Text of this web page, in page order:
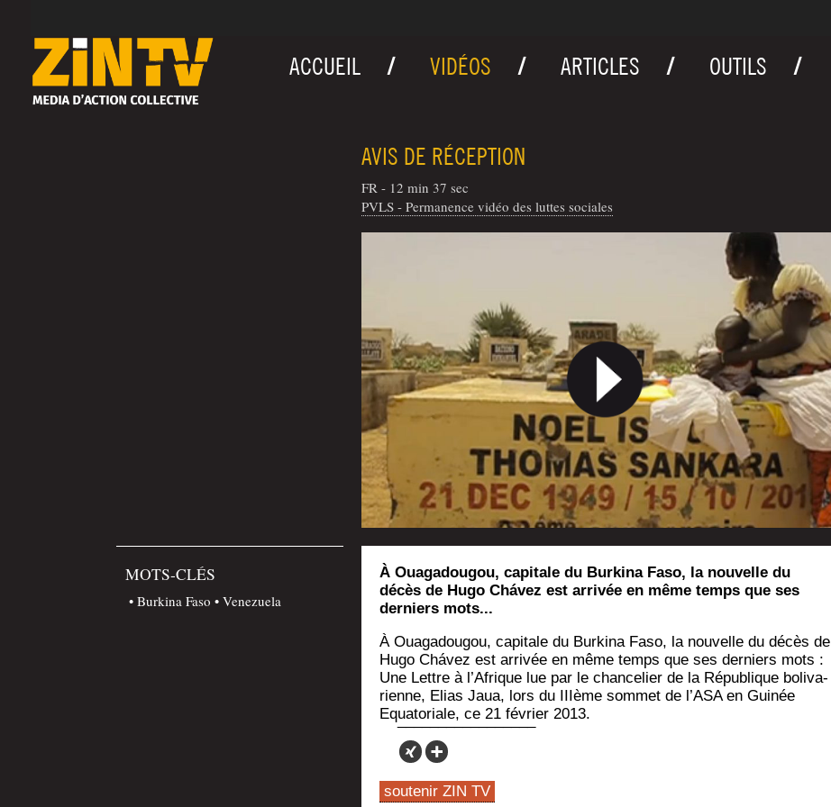
ACCUEIL VIDÉOS ARTICLES OUTILS
AVIS DE RÉCEPTION
FR - 12 min 37 sec
PVLS - Permanence vidéo des luttes sociales
MOTS-CLÉS
Burkina Faso Venezuela
À Ouagadougou, capitale du Burkina Faso, la nouvelle du
décès de Hugo Chávez est arrivée en même temps que ses
derniers mots...
À Oua­ga­dou­gou, capi­tale du Bur­ki­na Faso, la nou­velle du décès de
Hugo Chá­vez est arri­vée en même temps que ses der­niers mots :
Une Lettre à l’Afrique lue par le chan­ce­lier de la Répu­blique boli­va­
rienne, Elias Jaua, lors du IIIème som­met de l’ASA en Gui­née
Equa­to­riale, ce 21 février 2013.
soutenir ZIN TV